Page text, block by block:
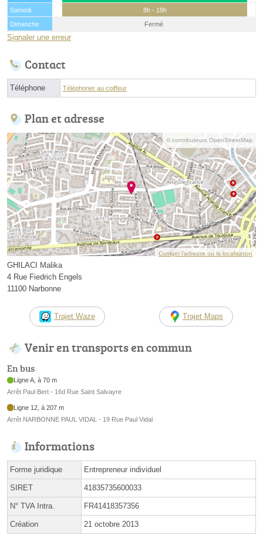
Samedi
8h - 19h
Dimanche
Fermé
Signaler une erreur
Contact
Téléphone Téléphoner au coiffeur
Plan et adresse
© contributeurs OpenStreetMap
Corriger l’adresse ou la localisation
GHILACI Malika
4 Rue Fiedrich Engels
11100 Narbonne
Trajet Waze Trajet Maps
Venir en transports en commun
En bus
Ligne A, à 70 m
Arrêt Paul Bert - 16d Rue Saint Salvayre
Ligne 12, à 207 m
Arrêt NARBONNE PAUL VIDAL - 19 Rue Paul Vidal
Informations
Forme juridique Entrepreneur individuel
SIRET 41835735600033
N° TVA Intra. FR41418357356
Création 21 octobre 2013